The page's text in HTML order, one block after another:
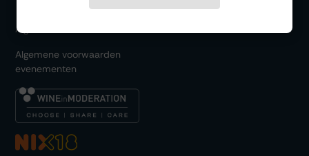
Algemene voorwaarden
Algemene voorwaarden
evenementen